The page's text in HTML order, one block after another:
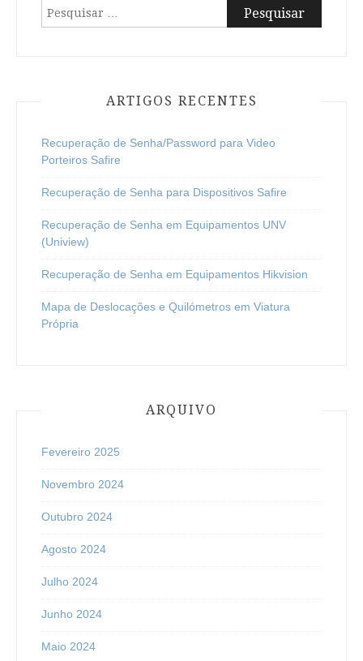
Pesquisar
por:
ARTIGOS RECENTES
Recuperação de Senha/Password para Video
Porteiros Safire
Recuperação de Senha para Dispositivos Safire
Recuperação de Senha em Equipamentos UNV
(Uniview)
Recuperação de Senha em Equipamentos Hikvision
Mapa de Deslocações e Quilómetros em Viatura
Própria
ARQUIVO
Fevereiro 2025
Novembro 2024
Outubro 2024
Agosto 2024
Julho 2024
Junho 2024
Maio 2024